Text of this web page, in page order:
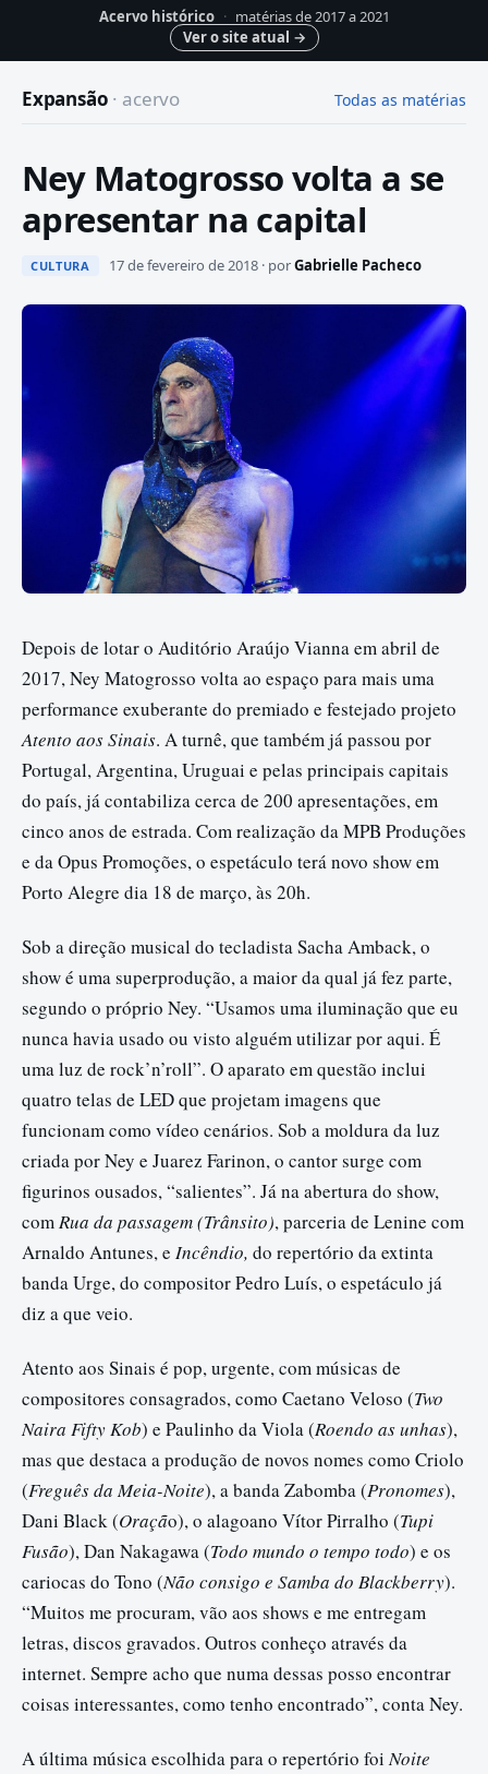
Acervo histórico · matérias de 2017 a 2021
Ver o site atual →
Expansão · acervo Todas as matérias
Ney Matogrosso volta a se
apresentar na capital
CULTURA 17 de fevereiro de 2018 · porGabrielle Pacheco
Depois de lotar o Auditório Araújo Vianna em abril de
2017, Ney Matogrosso volta ao espaço para mais uma
performance exuberante do premiado e festejado projeto
Atento aos Sinais. A turnê, que também já passou por
Portugal, Argentina, Uruguai e pelas principais capitais
do país, já contabiliza cerca de 200 apresentações, em
cinco anos de estrada. Com realização da MPB Produções
e da Opus Promoções, o espetáculo terá novo show em
Porto Alegre dia 18 de março, às 20h.
Sob a direção musical do tecladista Sacha Amback, o
show é uma superprodução, a maior da qual já fez parte,
segundo o próprio Ney. “Usamos uma iluminação que eu
nunca havia usado ou visto alguém utilizar por aqui. É
uma luz de rock’n’roll”. O aparato em questão inclui
quatro telas de LED que projetam imagens que
funcionam como vídeo cenários. Sob a moldura da luz
criada por Ney e Juarez Farinon, o cantor surge com
figurinos ousados, “salientes”. Já na abertura do show,
comRua da passagem (Trânsito), parceria de Lenine com
Arnaldo Antunes, e Incêndio, do repertório da extinta
banda Urge, do compositor Pedro Luís, o espetáculo já
diz a que veio.
Atento aos Sinais é pop, urgente, com músicas de
compositores consagrados, como Caetano Veloso (Two
Naira Fifty Kob) e Paulinho da Viola (Roendo as unhas),
mas que destaca a produção de novos nomes como Criolo
(Freguês da Meia-Noite), a banda Zabomba (Pronomes),
Dani Black (Oração), o alagoano Vítor Pirralho (Tupi
Fusão), Dan Nakagawa (Todo mundo o tempo todo) e os
cariocas do Tono (Não consigo e Samba do Blackberry).
“Muitos me procuram, vão aos shows e me entregam
letras, discos gravados. Outros conheço através da
internet. Sempre acho que numa dessas posso encontrar
coisas interessantes, como tenho encontrado”, conta Ney.
A última música escolhida para o repertório foiNoite